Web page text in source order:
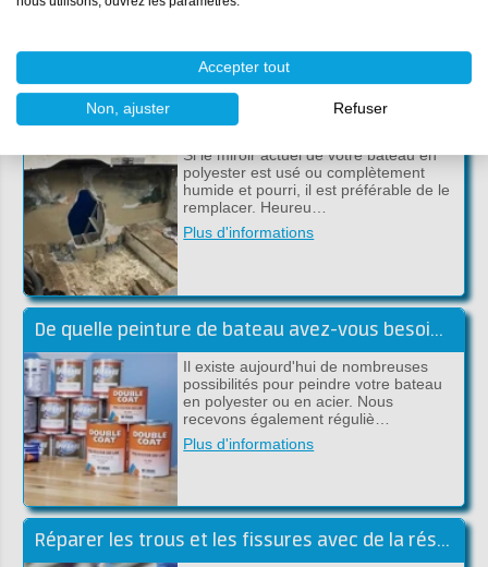
Si le miroir actuel de votre bateau en
polyester est usé ou complètement
humide et pourri, il est préférable de le
remplacer. Heureu…
Plus d'informations
De quelle peinture de bateau avez-vous besoin? Nous vous aidons à chooisir!
Il existe aujourd'hui de nombreuses
possibilités pour peindre votre bateau
en polyester ou en acier. Nous
recevons également réguliè…
Plus d'informations
Réparer les trous et les fissures avec de la résine de polyester
Accepter tout
Non, ajuster Refuser